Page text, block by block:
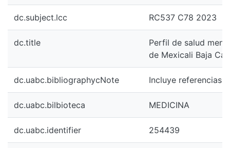
dc.subject.lcc RC537 C78 2023
dc.title
Perfil de salud
de Mexicali Baja
dc.uabc.bibliographycNote Incluye referencias
dc.uabc.bilbioteca MEDICINA
dc.uabc.identifier 254439